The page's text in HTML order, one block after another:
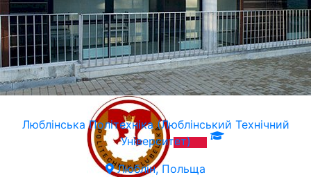
Люблiнська Політехніка (Люблінський Технічний
Університет)
Люблін, Польща